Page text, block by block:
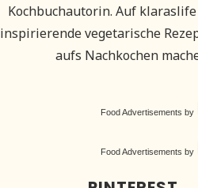
Kochbuchautorin. Auf
inspirierende vegetarische
aufs Nachkochen
Food Advertisements by
Food Advertisements by